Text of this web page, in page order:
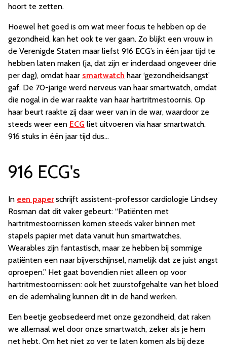
hoort te zetten.
Hoewel het goed is om wat meer focus te hebben op de
gezondheid, kan het ook te ver gaan. Zo blijkt een vrouw in
de Verenigde Staten maar liefst 916 ECG’s in één jaar tijd te
hebben laten maken (ja, dat zijn er inderdaad ongeveer drie
per dag), omdat haar smartwatch haar ‘gezondheidsangst’
gaf. De 70-jarige werd nerveus van haar smartwatch, omdat
die nogal in de war raakte van haar hartritmestoornis. Op
haar beurt raakte zij daar weer van in de war, waardoor ze
steeds weer een ECG liet uitvoeren via haar smartwatch.
916 stuks in één jaar tijd dus…
916 ECG's
In een paperschrijft assistent-professor cardiologie Lindsey
Rosman dat dit vaker gebeurt: “Patiënten met
hartritmestoornissen komen steeds vaker binnen met
stapels papier met data vanuit hun smartwatches.
Wearables zijn fantastisch, maar ze hebben bij sommige
patiënten een naar bijverschijnsel, namelijk dat ze juist angst
oproepen.” Het gaat bovendien niet alleen op voor
hartritmestoornissen: ook het zuurstofgehalte van het bloed
en de ademhaling kunnen dit in de hand werken.
Een beetje geobsedeerd met onze gezondheid, dat raken
we allemaal wel door onze smartwatch, zeker als je hem
net hebt. Om het niet zo ver te laten komen als bij deze